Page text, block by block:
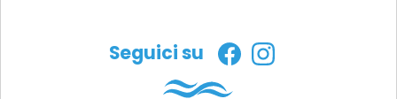
Seguici su